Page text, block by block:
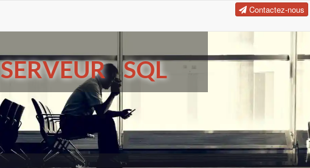
Contactez-nous
SERVEUR SQL